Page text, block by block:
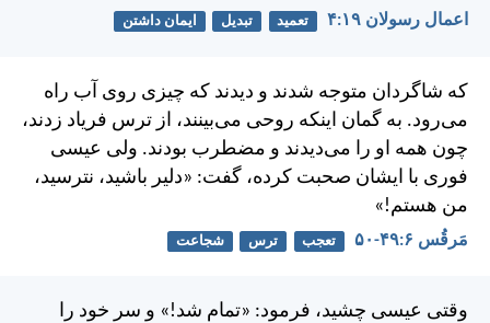
اعمال رسولان ۱۹:‏۴ تعمید تبدیل ایمان داشتن
كه شاگردان متوجه شدند و ديدند كه چيزی روی آب راه
می‌رود. به گمان اينكه روحی می‌بينند، از ترس فرياد زدند،
چون همه او را می‌ديدند و مضطرب بودند. ولی عيسی
فوری با ايشان صحبت كرده، گفت: «دلير باشيد، نترسيد،
من هستم!»
مَرقُس ۶:‏۴۹-‏۵۰ تعجب ترس شجاعت
وقتی عيسی چشيد، فرمود: «تمام شد!» و سر خود را